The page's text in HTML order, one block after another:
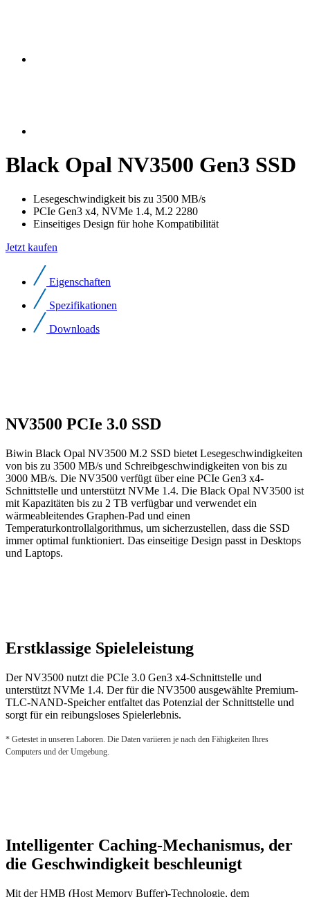
Black Opal NV3500 Gen3 SSD
Lesegeschwindigkeit bis zu 3500 MB/s
PCIe Gen3 x4, NVMe 1.4, M.2 2280
Einseitiges Design für hohe Kompatibilität
Jetzt kaufen
Eigenschaften
Spezifikationen
Downloads
NV3500 PCIe 3.0 SSD
Biwin Black Opal NV3500 M.2 SSD bietet Lesegeschwindigkeiten
von bis zu 3500 MB/s und Schreibgeschwindigkeiten von bis zu
3000 MB/s. Die NV3500 verfügt über eine PCIe Gen3 x4-
Schnittstelle und unterstützt NVMe 1.4. Die Black Opal NV3500 ist
mit Kapazitäten bis zu 2 TB verfügbar und verwendet ein
wärmeableitendes Graphen-Pad und einen
Temperaturkontrollalgorithmus, um sicherzustellen, dass die SSD
immer optimal funktioniert. Das einseitige Design passt in Desktops
und Laptops.
Erstklassige Spieleleistung
Der NV3500 nutzt die PCIe 3.0 Gen3 x4-Schnittstelle und
unterstützt NVMe 1.4. Der für die NV3500 ausgewählte Premium-
TLC-NAND-Speicher entfaltet das Potenzial der Schnittstelle und
sorgt für ein reibungsloses Spielerlebnis.
* Getestet in unseren Laboren. Die Daten variieren je nach den Fähigkeiten Ihres
Computers und der Umgebung.
Intelligenter Caching-Mechanismus, der
die Geschwindigkeit beschleunigt
Mit der HMB (Host Memory Buffer)-Technologie, dem